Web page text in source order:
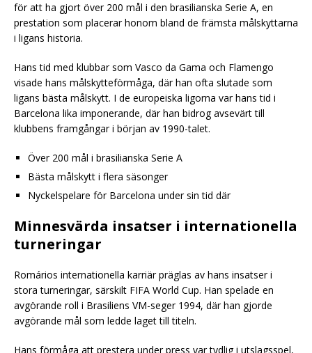
för att ha gjort över 200 mål i den brasilianska Serie A, en
prestation som placerar honom bland de främsta målskyttarna
i ligans historia.
Hans tid med klubbar som Vasco da Gama och Flamengo
visade hans målskytteförmåga, där han ofta slutade som
ligans bästa målskytt. I de europeiska ligorna var hans tid i
Barcelona lika imponerande, där han bidrog avsevärt till
klubbens framgångar i början av 1990-talet.
Över 200 mål i brasilianska Serie A
Bästa målskytt i flera säsonger
Nyckelspelare för Barcelona under sin tid där
Minnesvärda insatser i internationella
turneringar
Romários internationella karriär präglas av hans insatser i
stora turneringar, särskilt FIFA World Cup. Han spelade en
avgörande roll i Brasiliens VM-seger 1994, där han gjorde
avgörande mål som ledde laget till titeln.
Hans förmåga att prestera under press var tydlig i utslagsspel,